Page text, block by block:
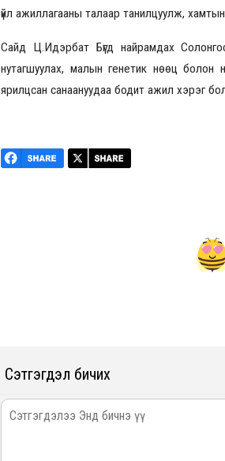
үйл ажиллагааны талаар танилцуулж,
Сайд Ц.Идэрбат Бүгд найрамдах
нутагшуулах, малын генетик нөөц болон
ярилцсан санаануудаа бодит ажил хэрэг
Сэтгэгдэл бичих